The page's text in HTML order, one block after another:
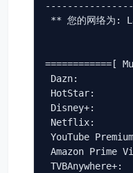
** 您的网络为:
============[
Dazn:
HotStar:
Disney+:
Netflix:
YouTube
Amazon